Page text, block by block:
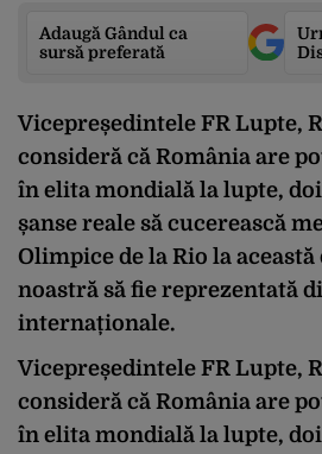
Adaugă Gândul ca
sursă preferată
Vicepreședintele FR Lupte,
consideră că România are
în elita mondială la lupte,
șanse reale să cucerească
Olimpice de la Rio la
noastră să fie reprezentată
internaționale.
Vicepreședintele FR Lupte,
consideră că România are
în elita mondială la lupte,